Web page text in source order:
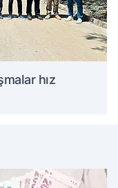
hız